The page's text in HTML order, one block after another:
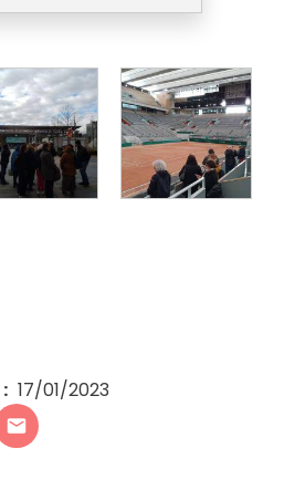
17/01/2023